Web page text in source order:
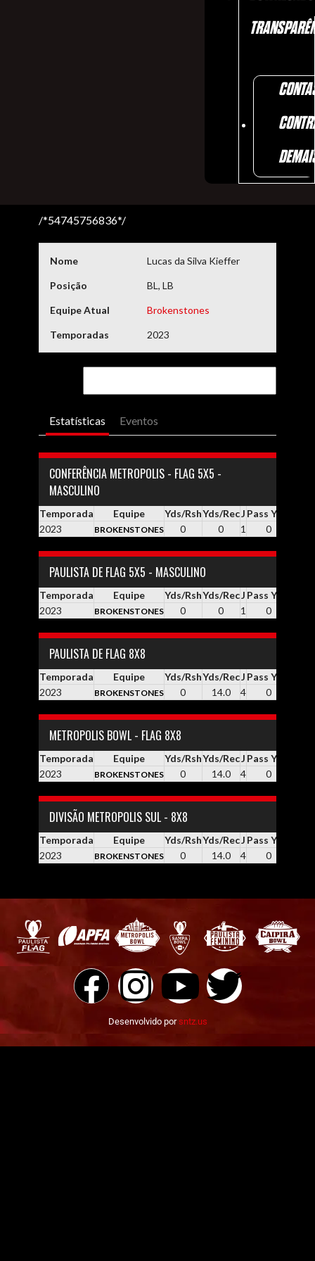
/*54745756836*/
Nome Lucas da Silva Kieffer
Posição BL, LB
Equipe Atual Brokenstones
Temporadas 2023
Estatísticas Eventos
CONFERÊNCIA METROPOLIS - FLAG 5X5 -
MASCULINO
Temporada Equipe Yds/RshYds/RecJ Pass YDS
2023
BROKENSTONES 0 0 1 0
PAULISTA DE FLAG 5X5 - MASCULINO
Temporada Equipe Yds/RshYds/RecJ Pass YDS
2023
BROKENSTONES 0 0 1 0
PAULISTA DE FLAG 8X8
Temporada Equipe Yds/RshYds/RecJ Pass YDS
2023
BROKENSTONES 0 14.0 4 0
METROPOLIS BOWL - FLAG 8X8
Temporada Equipe Yds/RshYds/RecJ Pass YDS
2023
BROKENSTONES 0 14.0 4 0
DIVISÃO METROPOLIS SUL - 8X8
Temporada Equipe Yds/RshYds/RecJ Pass YDS
2023
BROKENSTONES 0 14.0 4 0
Desenvolvido porsntz.us